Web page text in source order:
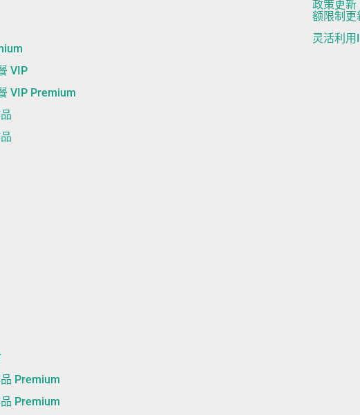
VIP
VIP Premium
Premium
Premium
政策更新
额限制更
灵活利